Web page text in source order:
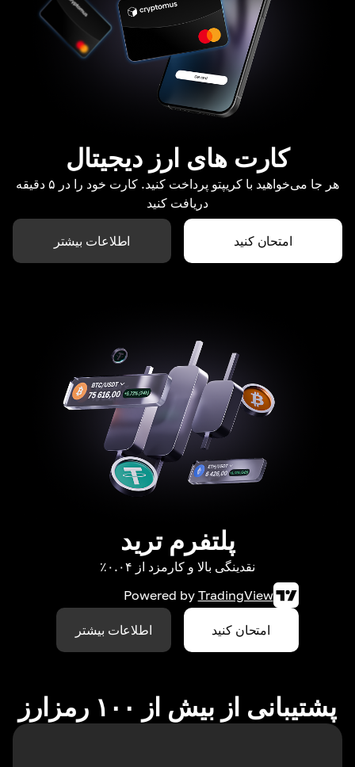
کارت های ارز دیجیتال
هر جا می‌خواهید با کریپتو پرداخت کنید. کارت خود را در ۵ دقیقه
دریافت کنید
امتحان کنید اطلاعات بیشتر
پلتفرم ترید
نقدینگی بالا و کارمزد از ۰.۰۴٪
Powered by TradingView
امتحان کنید اطلاعات بیشتر
پشتیبانی از بیش از ۱۰۰ رمزارز